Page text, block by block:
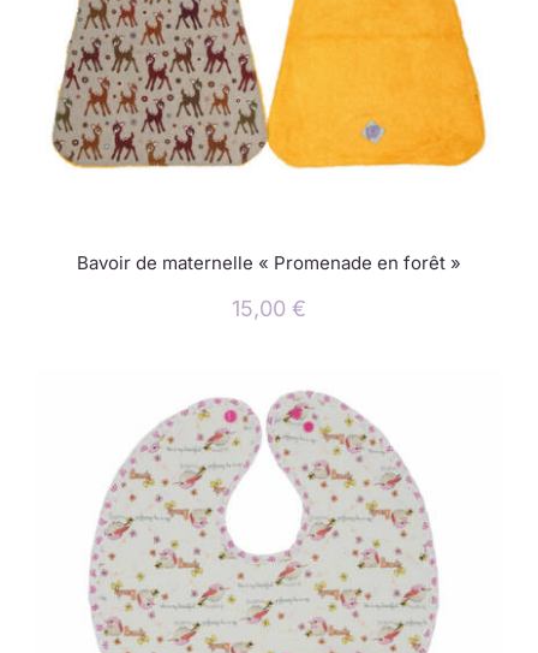
Bavoir de maternelle « Promenade en forêt »
15,00 €